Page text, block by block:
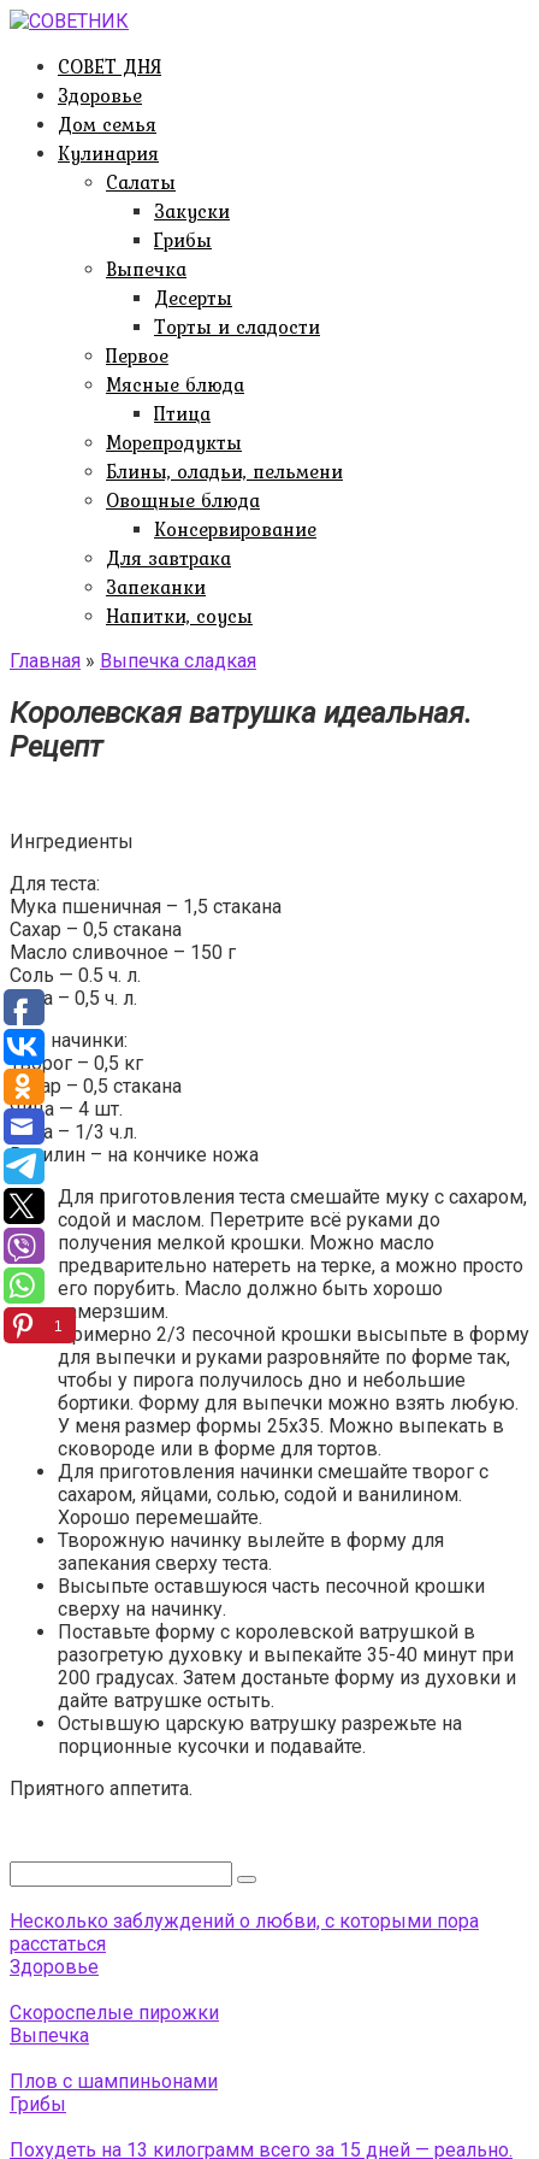
Перейти
контентуСОВЕТ ДНЯ
Здоровье
Дом семья
Кулинария
Салаты
Закуски
Грибы
Выпечка
Десерты
Торты и сладости
Первое
Мясные блюда
Птица
Морепродукты
Блины, оладьи, пельмени
Овощные блюда
Консервирование
Для завтрака
Запеканки
Напитки, соусы
Главная » Выпечка сладкая
Королевская ватрушка идеальная.
Рецепт
Ингредиенты
Для теста:
Мука пшеничная – 1,5 стакана
Сахар – 0,5 стакана
Масло сливочное – 150 г
Соль — 0.5 ч. л.
Сода – 0,5 ч. л.
Для начинки:
Творог – 0,5 кг
Сахар – 0,5 стакана
Яйца — 4 шт.
Сода – 1/3 ч.л.
Ванилин – на кончике ножа
Для приготовления теста смешайте муку с сахаром,
содой и маслом. Перетрите всё руками до
получения мелкой крошки. Можно масло
предварительно натереть на терке, а можно просто
его порубить. Масло должно быть хорошо
замерзшим.
Примерно 2/3 песочной крошки высыпьте в форму
для выпечки и руками разровняйте по форме так,
чтобы у пирога получилось дно и небольшие
бортики. Форму для выпечки можно взять любую.
У меня размер формы 25х35. Можно выпекать в
сковороде или в форме для тортов.
Для приготовления начинки смешайте творог с
сахаром, яйцами, солью, содой и ванилином.
Хорошо перемешайте.
Творожную начинку вылейте в форму для
запекания сверху теста.
Высыпьте оставшуюся часть песочной крошки
сверху на начинку.
Поставьте форму с королевской ватрушкой в
разогретую духовку и выпекайте 35-40 минут при
200 градусах. Затем достаньте форму из духовки и
дайте ватрушке остыть.
Остывшую царскую ватрушку разрежьте на
порционные кусочки и подавайте.
Приятного аппетита.
Несколько заблуждений о любви, с которыми пора
расстаться
Здоровье
Скороспелые пирожки
Выпечка
Плов с шампиньонами
Грибы
Похудеть на 13 килограмм всего за 15 дней — реально.
1